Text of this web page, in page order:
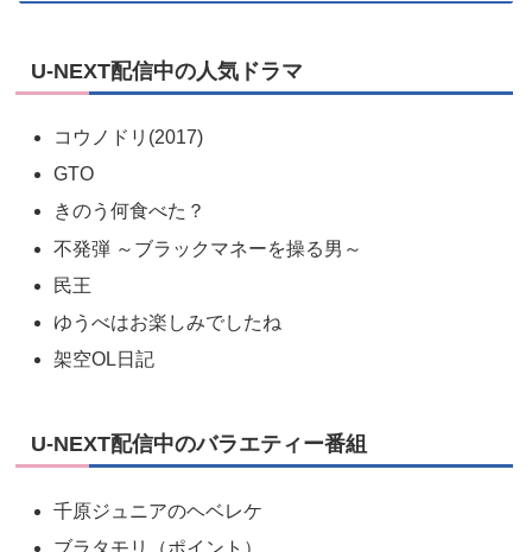
U-NEXT配信中の人気ドラマ
コウノドリ(2017)
GTO
きのう何食べた？
不発弾 ～ブラックマネーを操る男～
民王
ゆうべはお楽しみでしたね
架空OL日記
U-NEXT配信中のバラエティー番組
千原ジュニアのヘベレケ
ブラタモリ（ポイント）